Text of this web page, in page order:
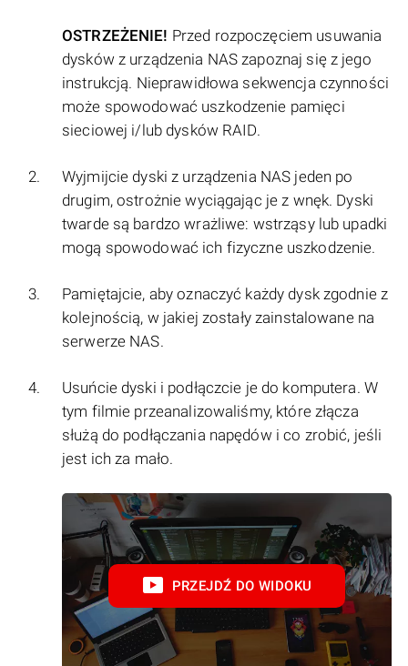
OSTRZEŻENIE! Przed rozpoczęciem usuwania
dysków z urządzenia NAS zapoznaj się z jego
instrukcją. Nieprawidłowa sekwencja czynności
może spowodować uszkodzenie pamięci
sieciowej i/lub dysków RAID.
Wyjmijcie dyski z urządzenia NAS jeden po
drugim, ostrożnie wyciągając je z wnęk. Dyski
twarde są bardzo wrażliwe: wstrząsy lub upadki
mogą spowodować ich fizyczne uszkodzenie.
Pamiętajcie, aby oznaczyć każdy dysk zgodnie z
kolejnością, w jakiej zostały zainstalowane na
serwerze NAS.
Usuńcie dyski i podłączcie je do komputera. W
tym filmie przeanalizowaliśmy, które złącza
służą do podłączania napędów i co zrobić, jeśli
jest ich za mało.
PRZEJDŹ DO WIDOKU